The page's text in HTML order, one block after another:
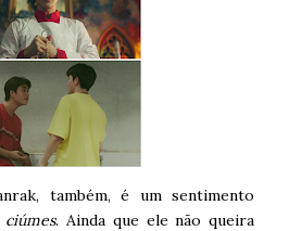
também, é um sentimento
ciúmes. Ainda que ele não queira